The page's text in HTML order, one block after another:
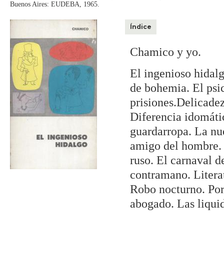
Buenos Aires: EUDEBA, 1965.
Índice
Chamico y yo.
El ingenioso
de bohemia. El
Diferencia
guardarropa. La
amigo del
ruso. El carnaval
contramano.
Robo nocturno.
abogado. Las